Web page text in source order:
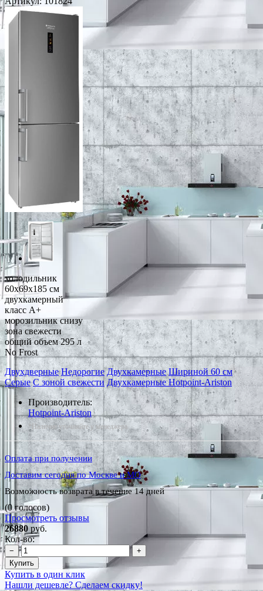
холодильник
60x69x185 см
двухкамерный
класс A+
морозильник снизу
зона свежести
общий объем 295 л
No Frost
Двухдверные Недорогие Двухкамерные Шириной 60 см
Серые С зоной свежести Двухкамерные Hotpoint-Ariston
Производитель:
Hotpoint-Ariston
*Наличие уточняйте у менеджера
Оплата при получении
Доставим сегодня по Москве и МО
Возможность возврата в течение 14 дней
(0 голосов)
Просмотреть отзывы
26880руб.
Кол-во:
−
+
Купить
Купить в один клик
Нашли дешевле? Сделаем скидку!